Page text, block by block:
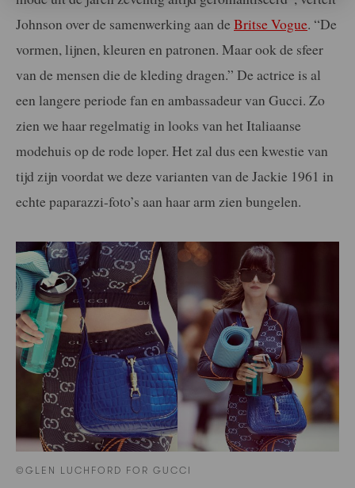
Johnson over de samenwerking aan de Britse Vogue. “De
vormen, lijnen, kleuren en patronen. Maar ook de sfeer
van de mensen die de kleding dragen.” De actrice is al
een langere periode fan en ambassadeur van Gucci. Zo
zien we haar regelmatig in looks van het Italiaanse
modehuis op de rode loper. Het zal dus een kwestie van
tijd zijn voordat we deze varianten van de Jackie 1961 in
echte paparazzi-foto’s aan haar arm zien bungelen.
©GLEN LUCHFORD FOR GUCCI